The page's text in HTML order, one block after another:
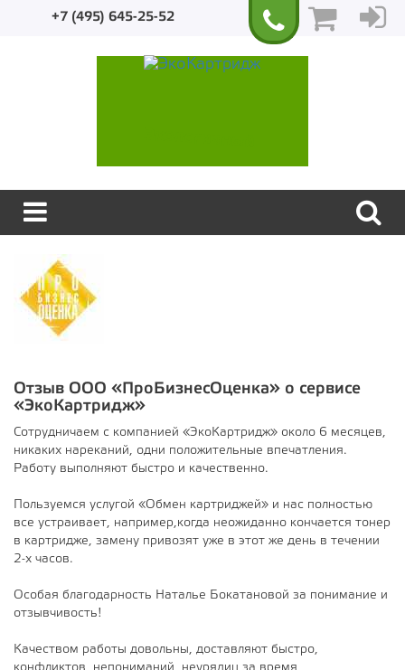
+7 (495) 645-25-52
Отзыв ООО «ПроБизнесОценка» о сервисе
«ЭкоКартридж»
Сотрудничаем с компанией «ЭкоКартридж» около 6 месяцев,
никаких нареканий, одни положительные впечатления.
Работу выполняют быстро и качественно.
Пользуемся услугой «Обмен картриджей» и нас полностью
все устраивает, например,когда неожиданно кончается тонер
в картридже, замену привозят уже в этот же день в течении
2-х часов.
Особая благодарность Наталье Бокатановой за понимание и
отзывчивость!
Качеством работы довольны, доставляют быстро,